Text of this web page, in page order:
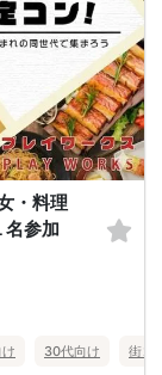
・料理
参加
30代向け 街コ